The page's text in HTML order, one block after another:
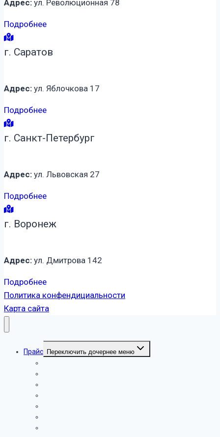
Адрес: ул. Революционная 78
Подробнее
г. Саратов
Адрес: ул. Яблочкова 17
Подробнее
г. Санкт-Петербург
Адрес: ул. Львовская 27
Подробнее
г. Воронеж
Адрес: ул. Дмитрова 142
Подробнее
Политика конфендициальности
Карта сайта
Прайс Переключить дочернее меню